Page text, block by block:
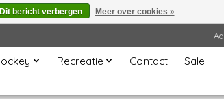
Recreatie Contact
Sale
Dit bericht verbergen Meer over cookies »